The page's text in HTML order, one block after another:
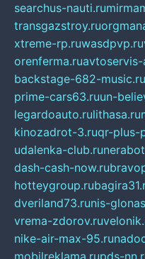
searchus-nauti.ru
transgazstroy.ru
xtreme-rp.ruwasdpvp.ru
orenferma.ru
backstage-682-music.ru
prime-cars63.ruun-
legardoauto.rulithasa.ru
kinozadrot-3.ruqr-plus-
udalenka-club.ru
dash-cash-now.ru
hotteygroup.ru
dveriland73.runis-
vrema-zdorov.ru
nike-air-max-95.ru
mobilreklama.rupds-